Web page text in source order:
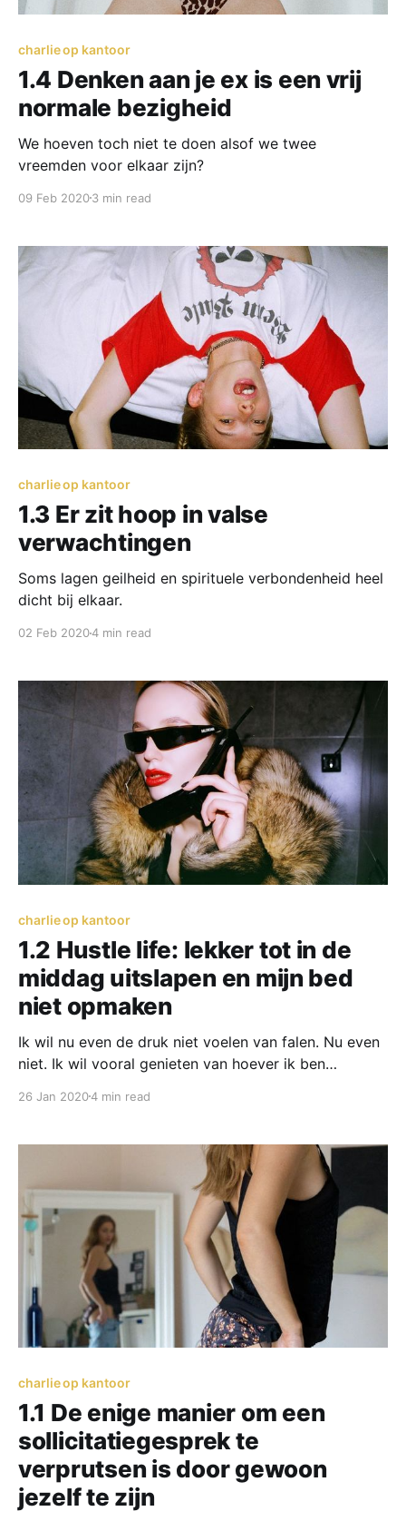
charlie op kantoor
1.4 Denken aan je ex is een vrij
normale bezigheid
We hoeven toch niet te doen alsof we twee
vreemden voor elkaar zijn?
09 Feb 20203 min read
charlie op kantoor
1.3 Er zit hoop in valse
verwachtingen
Soms lagen geilheid en spirituele verbondenheid heel
dicht bij elkaar.
02 Feb 20204 min read
charlie op kantoor
1.2 Hustle life: lekker tot in de
middag uitslapen en mijn bed
niet opmaken
Ik wil nu even de druk niet voelen van falen. Nu even
niet. Ik wil vooral genieten van hoever ik ben
afgelegd. De shit die ik heb meegemaakt. De
stap in mijn leven snel gaat beginnen.
26 Jan 20204 min read
charlie op kantoor
1.1 De enige manier om een
sollicitatiegesprek te
verprutsen is door gewoon
jezelf te zijn